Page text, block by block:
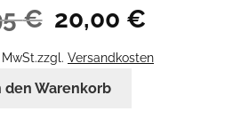
€
Ursprünglicher
Preis
war:
20,00 €
ist:
zzgl. Versandkosten
den Warenkorb